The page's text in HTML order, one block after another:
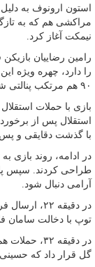
استون ارونوف به
مراکشی هم که به
نیمکت آغاز کرد.
رامین رضاییان
را دارد، چهره ویژه
۹۰ هم مرتکب پنالتی شد.
بازی با حملات
استقلال پس از
با گذشت دقایقی و
در ادامه، روند بازی
طراحی کردند. سپس
آرامی دنبال شود.
در دقیقه
توپ با دخالت سامان
در دقیقه
گل قرار داد که حسینی با ۲ واکنش مناسب، ناجی